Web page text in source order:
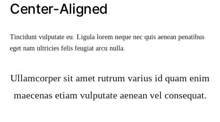
Center-Aligned
Tincidunt vulputate eu. Ligula lorem neque nec quis aenean penatibus
eget nam ultricies felis feugiat arcu nulla.
Ullamcorper sit amet rutrum varius id quam enim
maecenas etiam vulputate aenean vel consequat.